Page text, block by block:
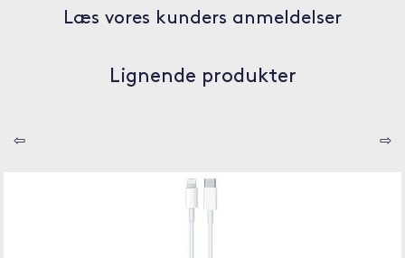
Læs vores kunders anmeldelser
Lignende produkter
⇦ ⇨